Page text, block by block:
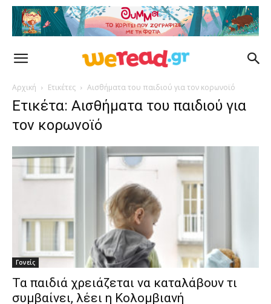
Αρχική Ετικέτες Αισθήματα του παιδιού για τον κορωνοϊό
Ετικέτα: Αισθήματα του παιδιού για
τον κορωνοϊό
Γονείς
Τα παιδιά χρειάζεται να καταλάβουν τι
συμβαίνει, λέει η Κολομβιανή